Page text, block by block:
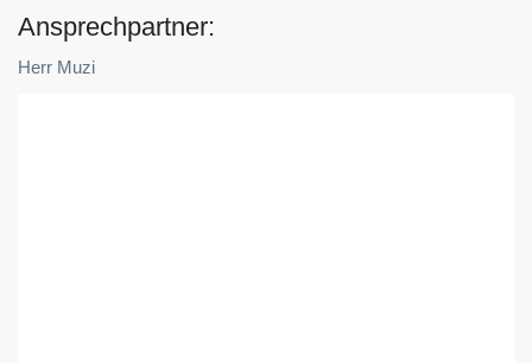
Ansprechpartner:
Herr Muzi